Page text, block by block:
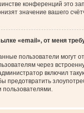
конференций это
значение вашего
«email», от меня
пользователи могут
через
включил
предотвратить